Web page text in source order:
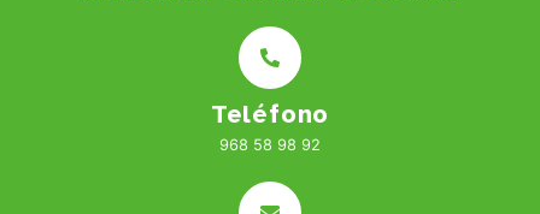
Teléfono
968 58 98 92